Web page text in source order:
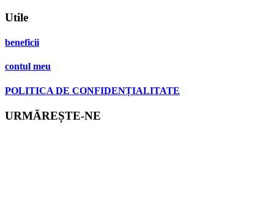
Utile
beneficii
contul meu
POLITICA DE CONFIDENȚIALITATE
URMĂREȘTE-NE